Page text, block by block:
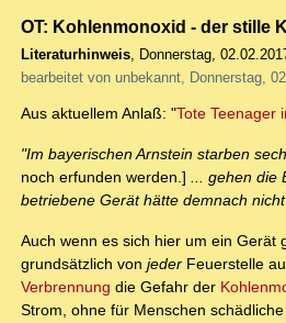
OT: Kohlenmonoxid - der stille
Literaturhinweis, Donnerstag,
bearbeitet von unbekannt, Donnerstag,
Aus aktuellem Anlaß: "Tote Teenager
"Im bayerischen Arnstein starben
noch erfunden werden.] ... gehen die
betriebene Gerät hätte demnach
Auch wenn es sich hier um ein Gerät
grundsätzlich von jeder Feuerstelle
Verbrennung die Gefahr der
Strom, ohne für Menschen